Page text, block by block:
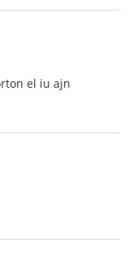
el iu ajn